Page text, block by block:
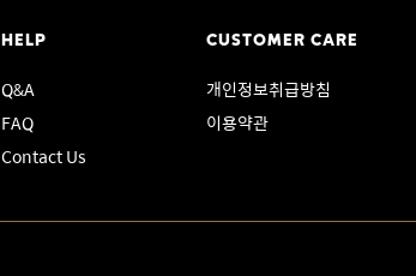
HELP
Q&A
FAQ
Contact Us
CUSTOMER CARE
개인정보취급방침
이용약관